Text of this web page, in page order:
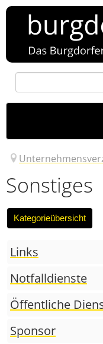
Sonstiges
Links
Notfalldienste
Öffentliche
Sponsor